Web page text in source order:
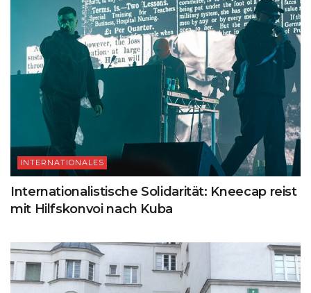
INTERNATIONALES
Internationalistische Solidarität: Kneecap reist
mit Hilfskonvoi nach Kuba